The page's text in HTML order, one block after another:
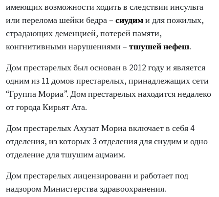
имеющих возможности ходить в следствии инсульта
или перелома шейки бедра – сиудими для пожилых,
страдающих деменцией, потерей памяти,
конгнитивными нарушениями – тшушей нефеш.
Дом престарелых был основан в 2012 году и является
одним из 11 домов престарелых, принадлежащих сети
“Группа Мориа”. Дом престарелых находится недалеко
от города Кирьят Ата.
Дом престарелых Ахузат Мориа включает в себя 4
отделения, из которых 3 отделения для сиудим и одно
отделение для тшушим ацмаим.
Дом престарелых лицензировани и работает под
надзором Министерства здравоохранения.